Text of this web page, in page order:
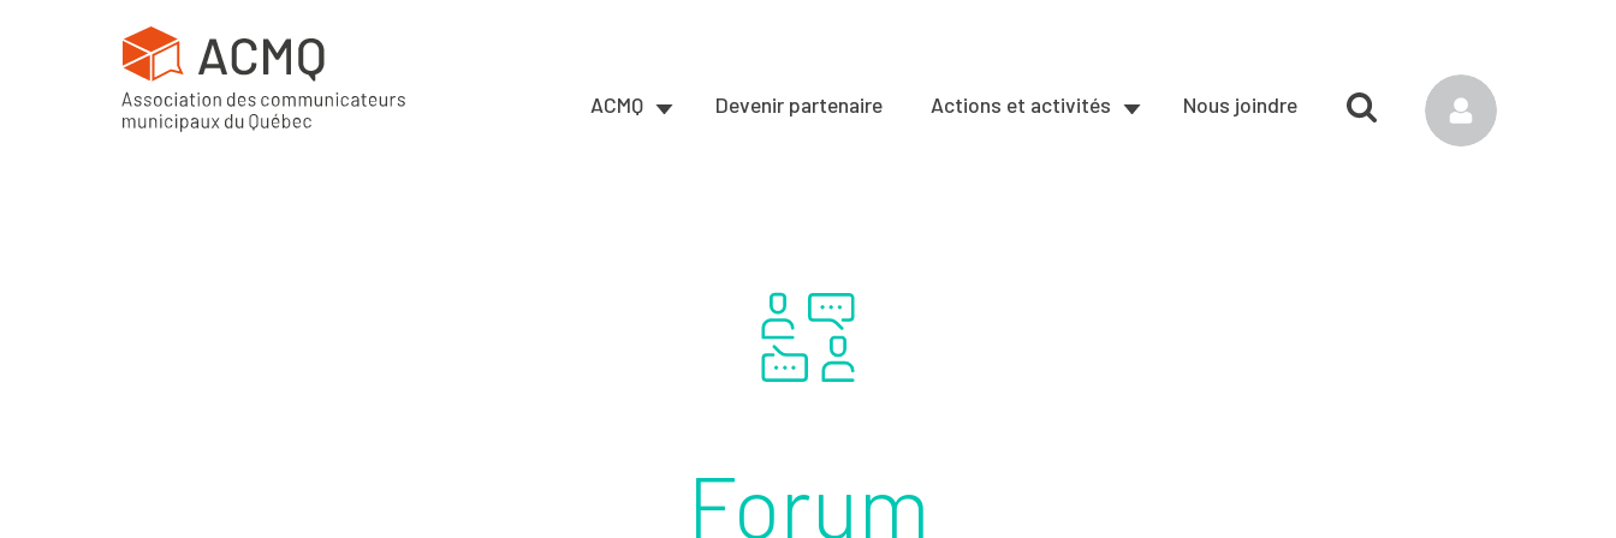
ACMQ Devenir partenaire Actions et activités Nous joindre
Forum